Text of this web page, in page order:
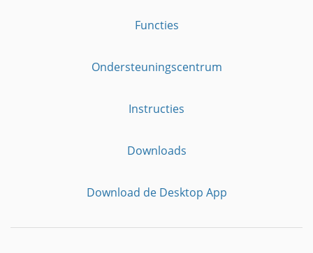
Functies
Ondersteuningscentrum
Instructies
Downloads
Download de Desktop App